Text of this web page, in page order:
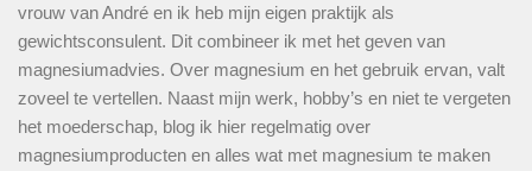
vrouw van André en ik heb mijn eigen praktijk als
gewichtsconsulent. Dit combineer ik met het geven van
magnesiumadvies. Over magnesium en het gebruik ervan, valt
zoveel te vertellen. Naast mijn werk, hobby’s en niet te vergeten
het moederschap, blog ik hier regelmatig over
magnesiumproducten en alles wat met magnesium te maken